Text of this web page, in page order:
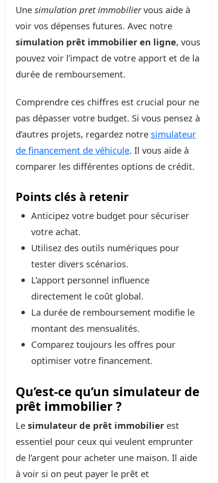
Une simulation pret immobiliervous aide à
voir vos dépenses futures. Avec notre
simulation prêt immobilier en ligne, vous
pouvez voir l’impact de votre apport et de la
durée de remboursement.
Comprendre ces chiffres est crucial pour ne
pas dépasser votre budget. Si vous pensez à
d’autres projets, regardez notre simulateur
de financement de véhicule. Il vous aide à
comparer les différentes options de crédit.
Points clés à retenir
Anticipez votre budget pour sécuriser
votre achat.
Utilisez des outils numériques pour
tester divers scénarios.
L’apport personnel influence
directement le coût global.
La durée de remboursement modifie le
montant des mensualités.
Comparez toujours les offres pour
optimiser votre financement.
Qu’est-ce qu’un simulateur de
prêt immobilier ?
Le simulateur de prêt immobilier est
essentiel pour ceux qui veulent emprunter
de l’argent pour acheter une maison. Il aide
à voir si on peut payer le prêt et